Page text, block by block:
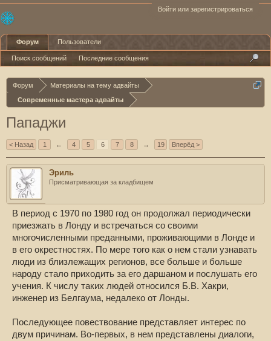
Войти или зарегистрироваться
Форум
Материалы на тему адвайты
Современные мастера адвайты
Пападжи
< Назад 1 ← 4 5 6 7 8 → 19 Вперёд >
Эриль
Присматривающая за кладбищем
В период с 1970 по 1980 год он продолжал периодически
приезжать в Лонду и встречаться со своими
многочисленными преданными, проживающими в Лонде и
в его окрестностях. По мере того как о нем стали узнавать
люди из близлежащих регионов, все больше и больше
народу стало приходить за его даршаном и послушать его
учения. К числу таких людей относился Б.В. Хакри,
инженер из Белгаума, недалеко от Лонды.
Последующее повествование представляет интерес по
двум причинам. Во-первых, в нем представлены диалоги,
Форум
Поиск сообщений Последние сообщения
Пользователи